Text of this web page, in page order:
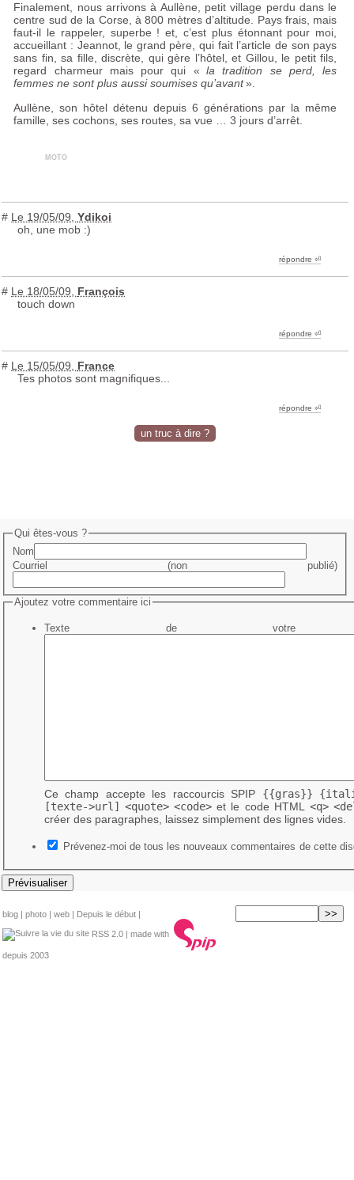
Finalement, nous arrivons à Aullène, petit village perdu dans le
centre sud de la Corse, à 800 mètres d’altitude. Pays frais, mais
faut-il le rappeler, superbe ! et, c’est plus étonnant pour moi,
accueillant : Jeannot, le grand père, qui fait l’article de son pays
sans fin, sa fille, discrète, qui gère l’hôtel, et Gillou, le petit fils,
regard charmeur mais pour qui « la tradition se perd, les
femmes ne sont plus aussi soumises qu’avant».
Aullène, son hôtel détenu depuis 6 générations par la même
famille, ses cochons, ses routes, sa vue … 3 jours d’arrêt.
moto
# Le 19/05/09 ,Ydikoi
oh, une mob :)
répondre ︎⏎
# Le 18/05/09
François
touch down
répondre ︎⏎
# Le 15/05/09
France
Tes photos sont magnifiques...
répondre ︎⏎
un truc à dire ?
Qui êtes-vous ?
Nom
Courriel (non publié)
Ajoutez votre commentaire ici
Texte de votre
Ce champ accepte les raccourcis SPIP {{gras}}
[texte->url]
<quote> <code>et le code HTML <q>
créer des paragraphes, laissez simplement des lignes vides.
Prévenez-moi de tous les nouveaux commentaires de cette
blog | photo | web | Depuis le début |
RSS 2.0 | made with
depuis 2003